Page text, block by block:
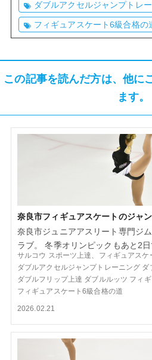
ダブルアクセルジャンプトレ
フィギュアスケート6級合格の
この記事を読んだ方は、他に
ます。
奈良市フィギュアスケートのジャ
奈良市ジュニアアスリート専門ジ
ラブ。 冬季オリンピックもあと2日
サルコウ スポーツ上達、フィギュアスケ
ダブルアクセルジャンプトレーニング ダ
ダブルフリップ上達 ダブルルッツ フィ
フィギュアスケート6級合格の道
2026.02.21